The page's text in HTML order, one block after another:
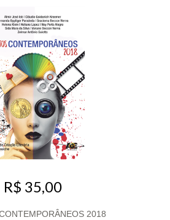
R$ 35,00
2018